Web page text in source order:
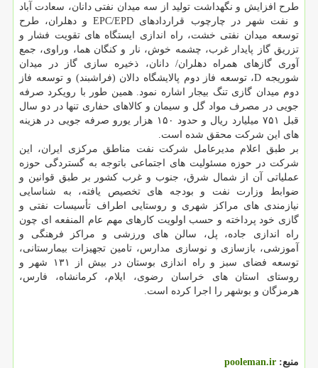
طرح افزایش و نگهداشت تولید از سه میدان نفتی دانان، سعادت آباد
و نفت شهر در چارچوب قراردادهای EPC/EPD و دهلران، طرح
توسعه میدان نفتی خشت، راه اندازی ایستگاه های تقویت فشار و
تزریق گاز پایدار غرب، چشمه خوش، نار و کنگان هما، وراوی، جمع
آوری گازهای همراه دهلران/ دانان، ذخیره سازی گاز در میدان
شوریجه D، توسعه فاز دوم پالایشگاه دالان (فراشبند) و توسعه فاز
دوم میدان گازی تنگ بیجار اشاره نمود. همین طور با رویکرد صرفه
جویی در مصرف مواد گل و سیمان و کالاهای حفاری تنها در دو سال
قبل ۷۵۱ میلیارد ریال و حدود ۱۵۰ هزار یورو صرفه جویی در هزینه
های این شرکت محقق شده است.
بر طبق اعلام مدیرعامل شرکت نفت مناطق مرکزی ایران، این
شرکت در حوزه مسئولیت های اجتماعی باتوجه به گستردگی حوزه
عملیاتی آن از شمال شرق، جنوب و غرب کشور بر طبق قوانین و
ضوابط وزارت نفت و بودجه های تخصیص یافته، به شناسایی
نیازمندی های مراکز شهری و روستایی اطراف تأسیسات نفتی و
گازی خود پرداخته و حسب اولویت کارهای مهم عام المنفعه ای چون
راه اندازی جاده، پل، سالن های ورزشی و مراکز فرهنگی و
آموزشی، بازسازی و نوسازی مدارس، تامین تجهیزات بیمارستانی،
توسعه فضای سبز و راه اندازی بوستان در بیش از ۱۳۱ شهر و
روستای استان های خراسان رضوی، ایلام، کرمانشاه، فارس،
هرمزگان و بوشهر را اجرا کرده است.
منبع: pooleman.ir